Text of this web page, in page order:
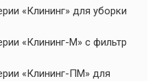
«Клининг» для уборки
«Клининг-М» с фильтр
«Клининг-ПМ» для